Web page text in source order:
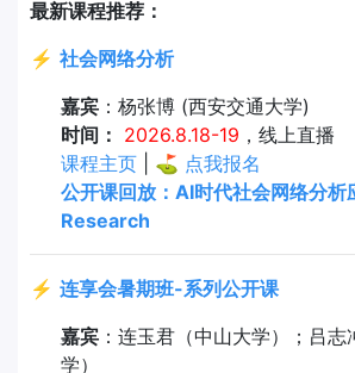
最新课程推荐：
⚡ 社会网络分析
嘉宾：杨张博 (西安交通大学)
时间： 2026.8.18-19 ，线上直播
课程主页| ⛳ 点我报名
公开课回放：AI时代社会网络分
Research
⚡ 连享会暑期班-系列公开课
嘉宾：连玉君（中山大学）；吕志
学）